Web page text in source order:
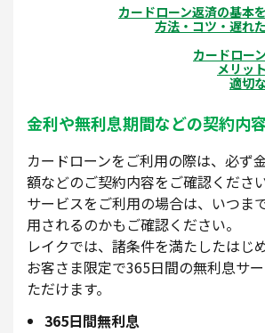
カードローン返済の基本
方法・コツ・遅れ
カードロー
メリッ
適切
金利や無利息期間などの契約内
カードローンをご利用の際は、必ず
額などのご契約内容をご確認くださ
サービスをご利用の場合は、いつま
用されるのかもご確認ください。
レイクでは、諸条件を満たしたはじ
お客さま限定で365日間の無利息サ
ただけます。
365日間無利息